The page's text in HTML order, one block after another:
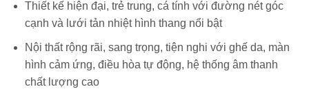
Thiết kế hiện đại, trẻ trung, cá tính với đường nét góc
cạnh và lưới tản nhiệt hình thang nổi bật
Nội thất rộng rãi, sang trọng, tiện nghi với ghế da, màn
hình cảm ứng, điều hòa tự động, hệ thống âm thanh
chất lượng cao